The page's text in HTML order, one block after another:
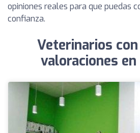
opiniones reales para que puedas
confianza.
Veterinarios
valoraciones en